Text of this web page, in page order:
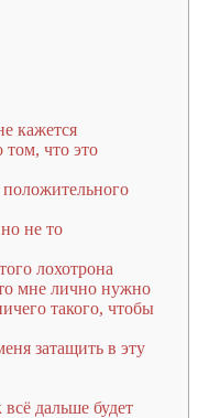
кажется
что это
не то
лохотрона
мне лично нужно
такого, чтобы
затащить в эту
дальше будет